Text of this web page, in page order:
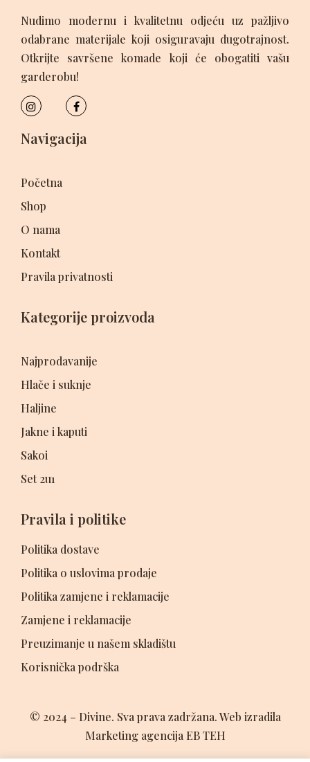
Nudimo modernu i kvalitetnu odjeću uz pažljivo
odabrane materijale koji osiguravaju dugotrajnost.
Otkrijte savršene komade koji će obogatiti vašu
garderobu!
Navigacija
Početna
Shop
O nama
Kontakt
Pravila privatnosti
Kategorije proizvoda
Najprodavanije
Hlače i suknje
Haljine
Jakne i kaputi
Sakoi
Set 2u1
Pravila i politike
Politika dostave
Politika o uslovima prodaje
Politika zamjene i reklamacije
Zamjene i reklamacije
Preuzimanje u našem skladištu
Korisnička podrška
© 2024 – Divine. Sva prava zadržana. Web izradila
Marketing agencija EB TEH